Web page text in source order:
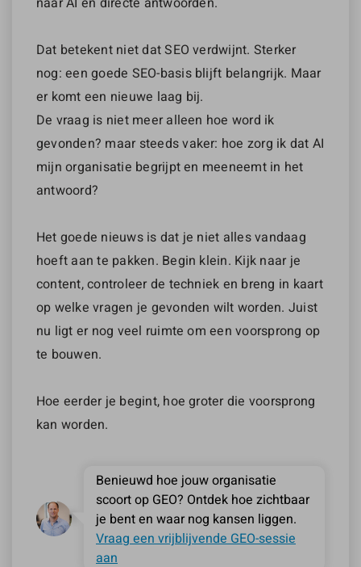
Dat betekent niet dat SEO verdwijnt. Sterker
nog: een goede SEO-basis blijft belangrijk. Maar
er komt een nieuwe laag bij.
De vraag is niet meer alleen hoe word ik
gevonden? maar steeds vaker: hoe zorg ik dat AI
mijn organisatie begrijpt en meeneemt in het
antwoord?
Het goede nieuws is dat je niet alles vandaag
hoeft aan te pakken. Begin klein. Kijk naar je
content, controleer de techniek en breng in kaart
op welke vragen je gevonden wilt worden. Juist
nu ligt er nog veel ruimte om een voorsprong op
te bouwen.
Hoe eerder je begint, hoe groter die voorsprong
kan worden.
Benieuwd hoe jouw organisatie
scoort op GEO? Ontdek hoe zichtbaar
je bent en waar nog kansen liggen.
Vraag een vrijblijvende GEO-sessie
aan